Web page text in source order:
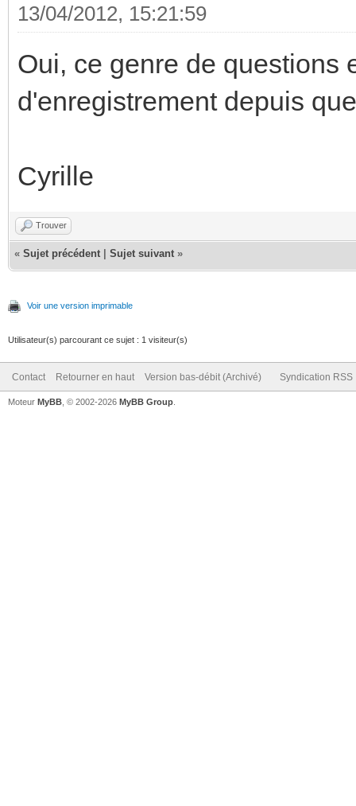
13/04/2012, 15:21:59
Oui, ce genre de questions
d'enregistrement depuis
Cyrille
Trouver
« Sujet précédent Sujet suivant »
Voir une version imprimable
Utilisateur(s) parcourant ce sujet : 1 visiteur(s)
Contact Retourner en haut Version bas-débit (Archivé) Syndication RSS
Moteur MyBB , © 2002-2026 MyBB Group